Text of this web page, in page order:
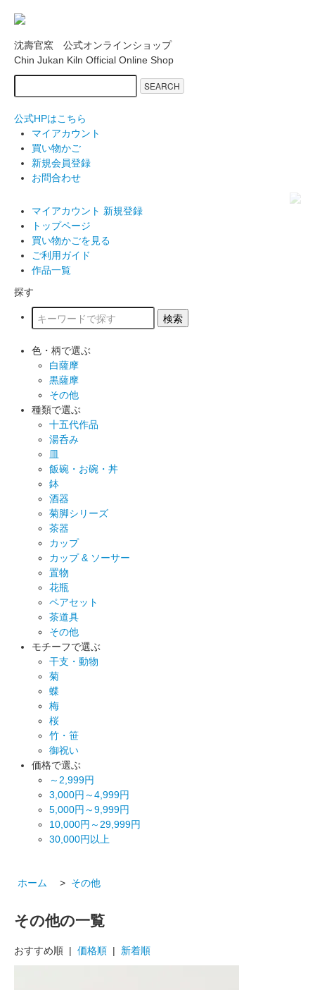
沈壽官窯 公式オンラインショップ
Chin Jukan Kiln Official Online Shop
SEARCH
公式HPはこちら
マイアカウント
買い物かご
新規会員登録
お問合わせ
マイアカウント 新規登録
トップページ
買い物かごを見る
ご利用ガイド
作品一覧
探す
色・柄で選ぶ
白薩摩
黒薩摩
その他
種類で選ぶ
十五代作品
湯呑み
皿
飯碗・お碗・丼
鉢
酒器
菊脚シリーズ
茶器
カップ
カップ & ソーサー
置物
花瓶
ペアセット
茶道具
その他
モチーフで選ぶ
干支・動物
菊
蝶
梅
桜
竹・笹
御祝い
価格で選ぶ
～2,999円
3,000円～4,999円
5,000円～9,999円
10,000円～29,999円
30,000円以上
ホーム > その他
その他の一覧
おすすめ順 | 価格順 | 新着順